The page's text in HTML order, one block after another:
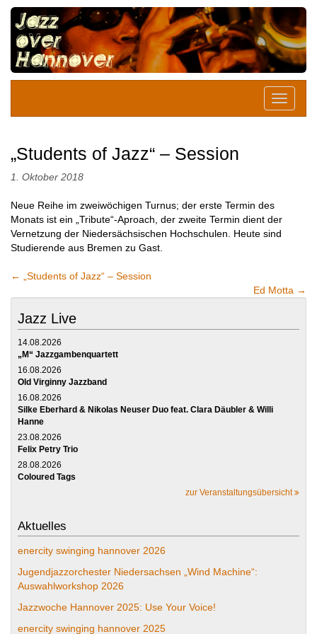
„Students of Jazz“ – Session
1. Oktober 2018
Neue Reihe im zweiwöchigen Turnus; der erste Termin des
Monats ist ein „Tribute“-Aproach, der zweite Termin dient der
Vernetzung der Niedersächsischen Hochschulen. Heute sind
Studierende aus Bremen zu Gast.
←
„Students of Jazz“ – Session
Ed Motta →
Jazz Live
14.08.2026
„M“ Jazzgambenquartett
16.08.2026
Old Virginny Jazzband
16.08.2026
Silke Eberhard & Nikolas Neuser Duo feat. Clara Däubler & Willi
Hanne
23.08.2026
Felix Petry Trio
28.08.2026
Coloured Tags
zur Veranstaltungsübersicht
Aktuelles
enercity swinging hannover 2026
Jugendjazzorchester Niedersachsen „Wind Machine“:
Auswahlworkshop 2026
Jazzwoche Hannover 2025: Use Your Voice!
enercity swinging hannover 2025